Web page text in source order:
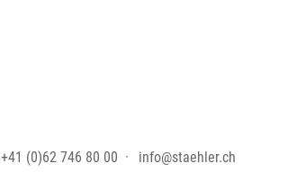
+41 (0)62 746 80 00 info@staehler.ch